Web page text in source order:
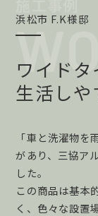
浜松市 F.K様邸
ワイドタ
生活し
「車と洗濯物
があり、三協ア
した。
この商品は基本
く、色々な設置